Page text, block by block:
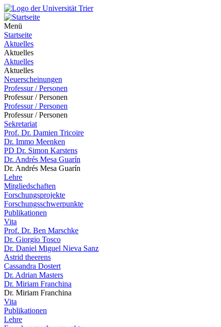
Menü
Startseite
Aktuelles
Aktuelles
Aktuelles
Aktuelles
Neuerscheinungen
Professur / Personen
Professur / Personen
Professur / Personen
Professur / Personen
Sekretariat
Prof. Dr. Damien Tricoire
Dr. Immo Meenken
PD Dr. Simon Karstens
Dr. Andrés Mesa Guarín
Dr. Andrés Mesa Guarín
Lehre
Mitgliedschaften
Forschungsprojekte
Forschungsschwerpunkte
Publikationen
Vita
Prof. Dr. Ben Marschke
Dr. Giorgio Tosco
Dr. Daniel Miguel Nieva Sanz
Astrid theerens
Cassandra Dostert
Dr. Adrian Masters
Dr. Miriam Franchina
Dr. Miriam Franchina
Vita
Publikationen
Lehre